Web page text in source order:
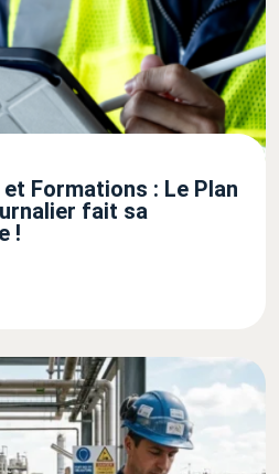
Formations : Le Plan
fait sa
!